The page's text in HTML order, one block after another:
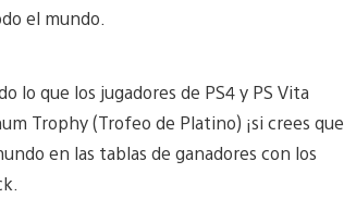
el mundo.
lo que los jugadores de PS4 y PS Vita
Trophy (Trofeo de Platino) ¡si crees que
en las tablas de ganadores con los